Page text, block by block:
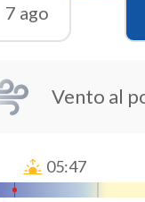
7 ago
Vento al
05:47